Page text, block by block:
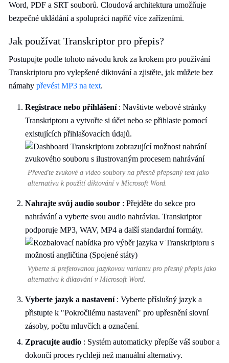
Word, PDF a SRT souborů. Cloudová architektura umožňuje
bezpečné ukládání a spolupráci napříč více zařízeními.
Jak používat Transkriptor pro přepis?
Postupujte podle tohoto návodu krok za krokem pro používání
Transkriptoru pro vylepšené diktování a zjistěte, jak můžete bez
námahy převést MP3 na text.
Registrace nebo přihlášení: Navštivte webové stránky
Transkriptoru a vytvořte si účet nebo se přihlaste pomocí
existujících přihlašovacích údajů.
Převeďte zvukové a video soubory na přesně přepsaný text jako
alternativu k použití diktování v Microsoft Word.
Nahrajte svůj audio soubor : Přejděte do sekce pro
nahrávání a vyberte svou audio nahrávku. Transkriptor
podporuje MP3, WAV, MP4 a další standardní formáty.
Vyberte si preferovanou jazykovou variantu pro přesný přepis jako
alternativu k diktování v Microsoft Word.
Vyberte jazyk a nastavení: Vyberte příslušný jazyk a
přistupte k "Pokročilému nastavení" pro upřesnění slovní
zásoby, počtu mluvčích a označení.
Zpracujte audio : Systém automaticky přepíše váš soubor a
dokončí proces rychleji než manuální alternativy.